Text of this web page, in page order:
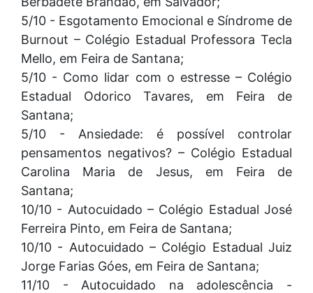
5/10 - Esgotamento Emocional e Síndrome de
Burnout – Colégio Estadual Professora Tecla
Mello, em Feira de Santana;
5/10 - Como lidar com o estresse – Colégio
Estadual Odorico Tavares, em Feira de
Santana;
5/10 - Ansiedade: é possível controlar
pensamentos negativos? – Colégio Estadual
Carolina Maria de Jesus, em Feira de
Santana;
10/10 - Autocuidado – Colégio Estadual José
Ferreira Pinto, em Feira de Santana;
10/10 - Autocuidado – Colégio Estadual Juiz
Jorge Farias Góes, em Feira de Santana;
11/10 - Autocuidado na adolescência -